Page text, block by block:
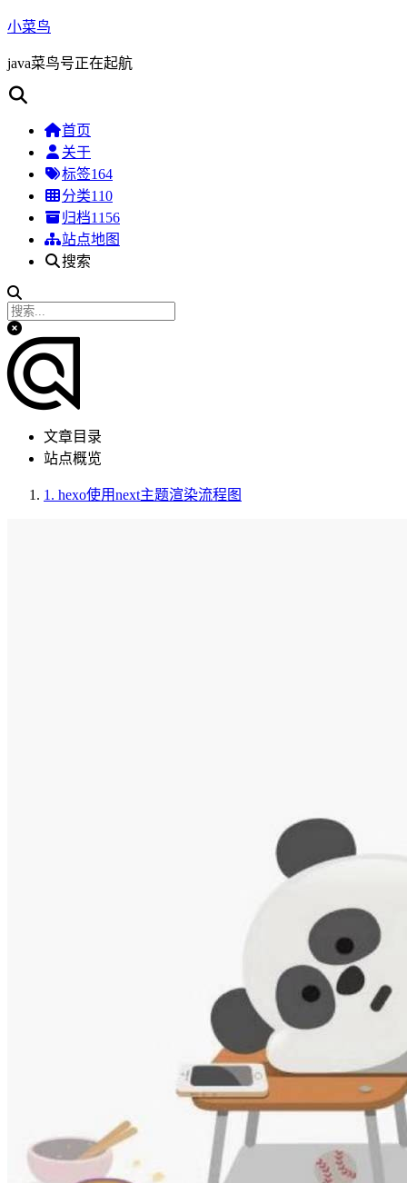
小菜鸟
java菜鸟号正在起航
首页
关于
标签164
分类110
归档1156
站点地图
搜索
文章目录
站点概览
1. hexo使用next主题渲染流程图